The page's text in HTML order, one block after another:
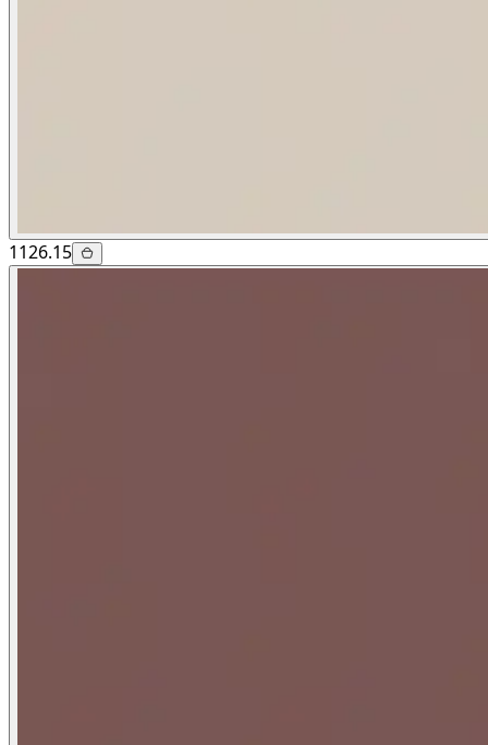
1126.15